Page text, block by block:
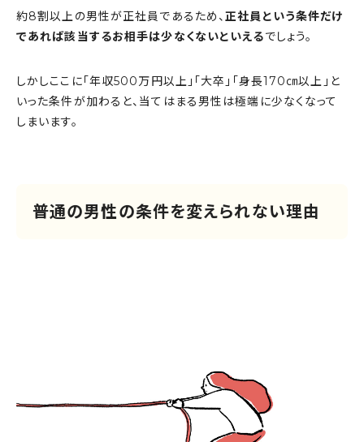
約8割以上の男性が正社員であるため、正社員という条件だけ
であれば該当するお相手は少なくないといえるでしょう。
しかしここに「年収500万円以上」「大卒」「身長170㎝以上」と
いった条件が加わると、当てはまる男性は極端に少なくなって
しまいます。
普通の男性の条件を変えられない理由